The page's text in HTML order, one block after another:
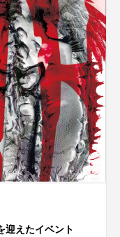
迎えたイベント